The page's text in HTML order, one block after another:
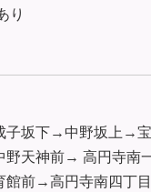
り
子坂下→中野坂上→
天神前→ 高円寺南
前→高円寺南四丁